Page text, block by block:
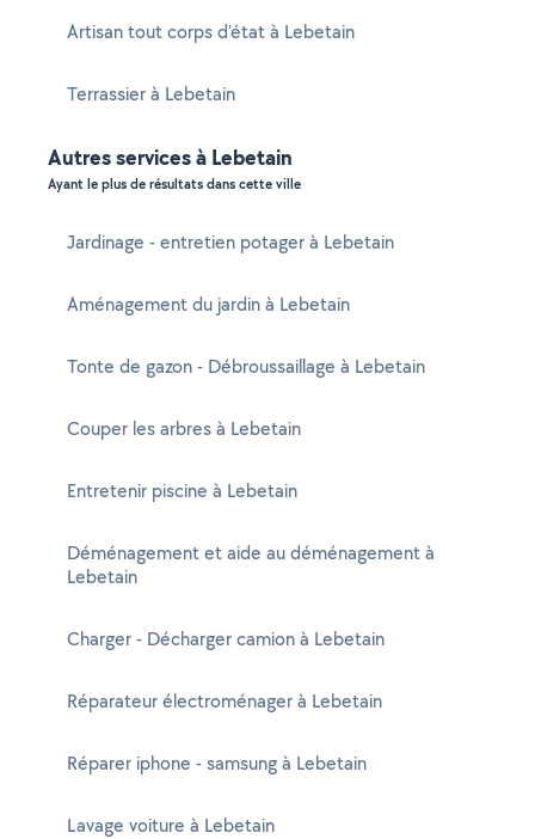
Artisan tout corps d'état à Lebetain
Terrassier à Lebetain
Autres services à Lebetain
Ayant le plus de résultats dans cette ville
Jardinage - entretien potager à Lebetain
Aménagement du jardin à Lebetain
Tonte de gazon - Débroussaillage à Lebetain
Couper les arbres à Lebetain
Entretenir piscine à Lebetain
Déménagement et aide au déménagement à
Lebetain
Charger - Décharger camion à Lebetain
Réparateur électroménager à Lebetain
Réparer iphone - samsung à Lebetain
Lavage voiture à Lebetain